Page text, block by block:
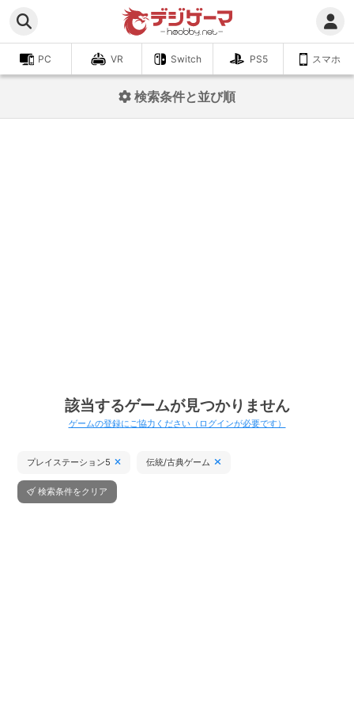
PC VR Switch PS5 スマホ
該当するゲームが見つかりません
ゲームの登録にご協力ください（ログインが必要です）
プレイステーション5 伝統/古典ゲーム
検索条件をクリア
検索条件と並び順